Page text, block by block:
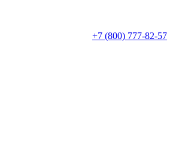
+7 (800) 777-82-57